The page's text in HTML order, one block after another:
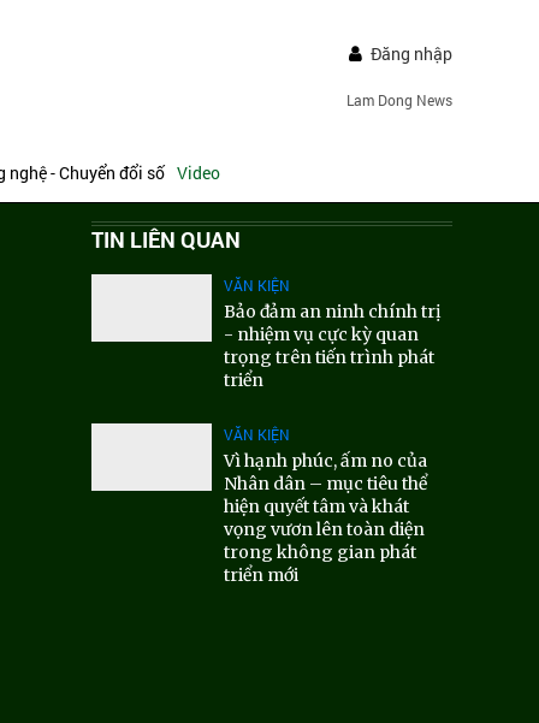
Đăng nhập
Lam Dong News
nghệ - Chuyển đổi số Video
TIN LIÊN QUAN
VĂN KIỆN
Bảo đảm an ninh chính trị
- nhiệm vụ cực kỳ quan
trọng trên tiến trình phát
triển
VĂN KIỆN
Vì hạnh phúc, ấm no của
Nhân dân – mục tiêu thể
hiện quyết tâm và khát
vọng vươn lên toàn diện
trong không gian phát
triển mới